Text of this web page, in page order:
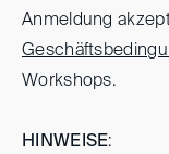
Anmeldung
Workshops.
HINWEISE: